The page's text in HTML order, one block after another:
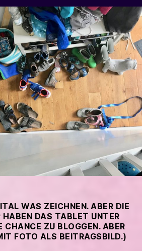
im
Hause
Confuss
WAS ZEICHNEN. ABER DIE
DAS TABLET UNTER B
ZU BLOGGEN. ABER D
FOTO ALS BEITRAGSBILD.)